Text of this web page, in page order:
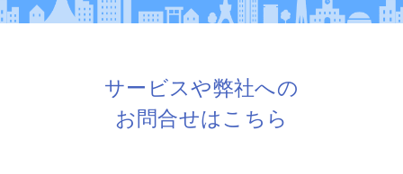
サービスや弊社への
お問合せはこちら